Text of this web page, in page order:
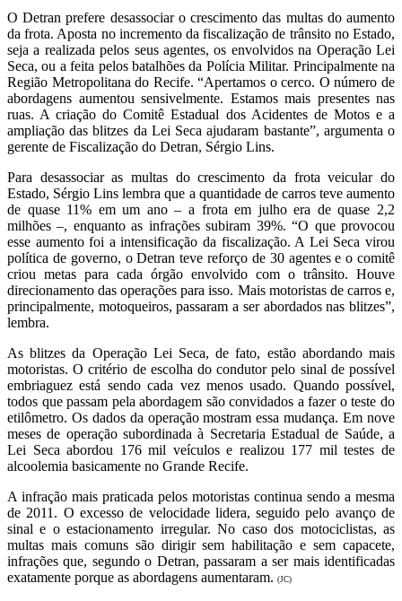
O Detran prefere desassociar o crescimento das multas do aumento
da frota. Aposta no incremento da fiscalização de trânsito no Estado,
seja a realizada pelos seus agentes, os envolvidos na Operação Lei
Seca, ou a feita pelos batalhões da Polícia Militar. Principalmente na
Região Metropolitana do Recife. “Apertamos o cerco. O número de
abordagens aumentou sensivelmente. Estamos mais presentes nas
ruas. A criação do Comitê Estadual dos Acidentes de Motos e a
ampliação das blitzes da Lei Seca ajudaram bastante”, argumenta o
gerente de Fiscalização do Detran, Sérgio Lins.
Para desassociar as multas do crescimento da frota veicular do
Estado, Sérgio Lins lembra que a quantidade de carros teve aumento
de quase 11% em um ano – a frota em julho era de quase 2,2
milhões –, enquanto as infrações subiram 39%. “O que provocou
esse aumento foi a intensificação da fiscalização. A Lei Seca virou
política de governo, o Detran teve reforço de 30 agentes e o comitê
criou metas para cada órgão envolvido com o trânsito. Houve
direcionamento das operações para isso. Mais motoristas de carros e,
principalmente, motoqueiros, passaram a ser abordados nas blitzes”,
lembra.
As blitzes da Operação Lei Seca, de fato, estão abordando mais
motoristas. O critério de escolha do condutor pelo sinal de possível
embriaguez está sendo cada vez menos usado. Quando possível,
todos que passam pela abordagem são convidados a fazer o teste do
etilômetro. Os dados da operação mostram essa mudança. Em nove
meses de operação subordinada à Secretaria Estadual de Saúde, a
Lei Seca abordou 176 mil veículos e realizou 177 mil testes de
alcoolemia basicamente no Grande Recife.
A infração mais praticada pelos motoristas continua sendo a mesma
de 2011. O excesso de velocidade lidera, seguido pelo avanço de
sinal e o estacionamento irregular. No caso dos motociclistas, as
multas mais comuns são dirigir sem habilitação e sem capacete,
infrações que, segundo o Detran, passaram a ser mais identificadas
exatamente porque as abordagens aumentaram. (JC)